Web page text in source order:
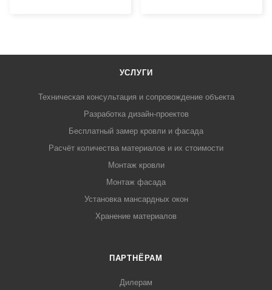
УСЛУГИ
Техническая консультация и сопровождение объекта
Разработка дизайн-проектов
Бесплатный замер кровли и фасада
Расчёт количества материалов и их стоимости
Монтаж кровли
Монтаж фасада
Установка мансардных окон
Хранение материалов
ПАРТНЁРАМ
Дилерам